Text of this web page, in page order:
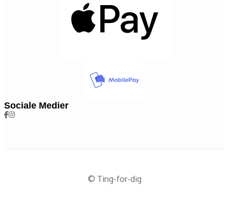
Sociale Medier
© Ting-for-dig